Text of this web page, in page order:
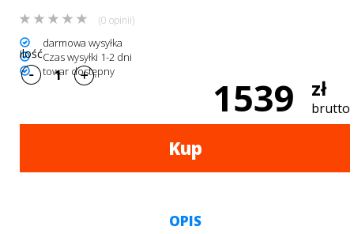
Turystyka
Przyczepy
(0 opinii)
darmowa wysyłka
Czas wysyłki 1-2 dni
towar dostępny
1539 zł
brutto
ilość
Kup
OPIS